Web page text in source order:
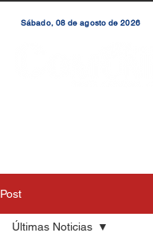
Sábado, 08 de agosto de 2026
Post
Últimas Noticias